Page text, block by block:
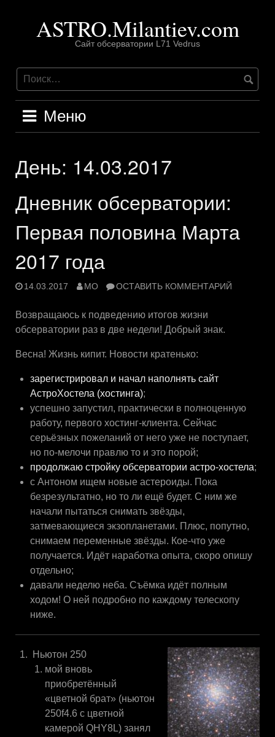
содержимомуASTRO.Milantiev.com
Сайт обсерватории L71 Vedrus
Меню
День: 14.03.2017
Дневник обсерватории:
Первая половина Марта
2017 года
14.03.2017 MO ОСТАВИТЬ КОММЕНТАРИЙ
Возвращаюсь к подведению итогов жизни
обсерватории раз в две недели! Добрый знак.
Весна! Жизнь кипит. Новости кратенько:
зарегистрировал и начал наполнять сайт
АстроХостела (хостинга);
успешно запустил, практически в полноценную
работу, первого хостинг-клиента. Сейчас
серьёзных пожеланий от него уже не поступает,
но по-мелочи правлю то и это порой;
продолжаю стройку обсерватории астро-хостела;
с Антоном ищем новые астероиды. Пока
безрезультатно, но то ли ещё будет. С ним же
начали пытаться снимать звёзды,
затмевающиеся экзопланетами. Плюс, попутно,
снимаем переменные звёзды. Кое-что уже
получается. Идёт наработка опыта, скоро опишу
отдельно;
давали неделю неба. Съёмка идёт полным
ходом! О ней подробно по каждому телескопу
ниже.
Ньютон 250
мой вновь
приобретённый
«цветной брат» (ньютон
250f4.6 с цветной
камерой QHY8L) занял